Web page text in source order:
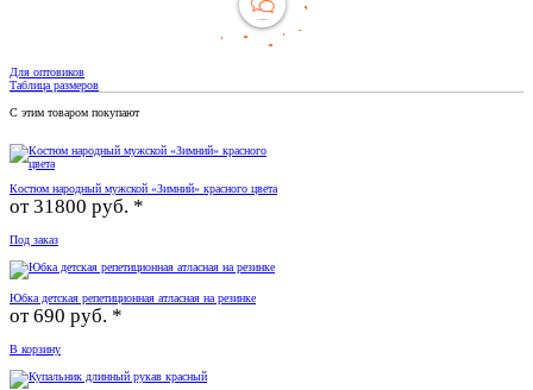
Для оптовиков
Таблица размеров
С этим товаром покупают
Костюм народный мужской «Зимний» красного цвета
от31800 руб. *
Под заказ
Юбка детская репетиционная атласная на резинке
от690 руб. *
В корзину